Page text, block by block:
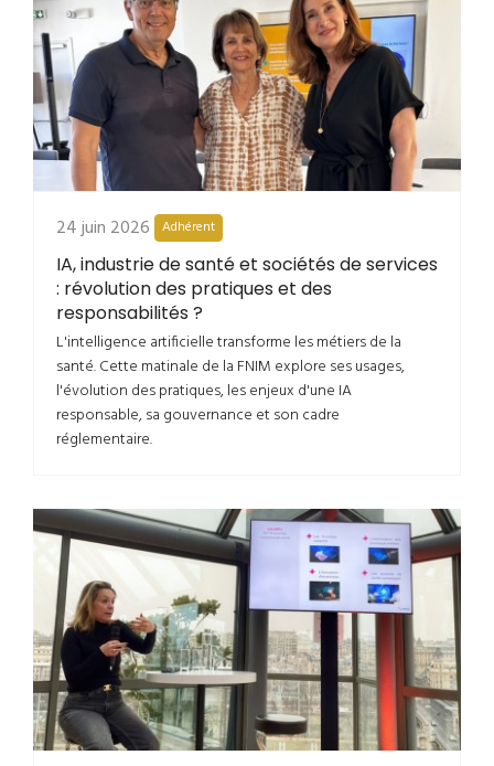
24 juin 2026 Adhérent
IA, industrie de santé et sociétés de services
: révolution des pratiques et des
responsabilités ?
L'intelligence artificielle transforme les métiers de la
santé. Cette matinale de la FNIM explore ses usages,
l'évolution des pratiques, les enjeux d'une IA
responsable, sa gouvernance et son cadre
réglementaire.